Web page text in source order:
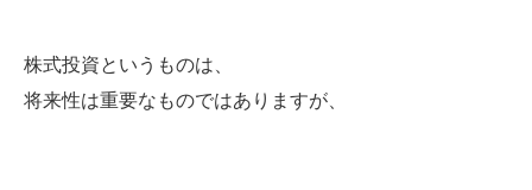
株式投資というものは、
将来性は重要なものではありますが、